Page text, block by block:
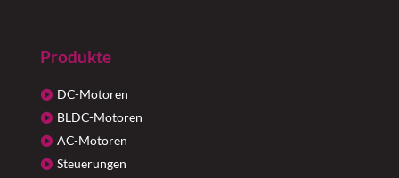
Produkte
DC-Motoren
BLDC-Motoren
AC-Motoren
Steuerungen